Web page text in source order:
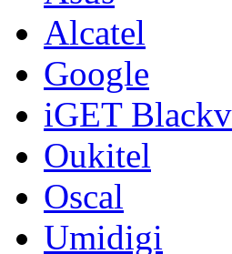
Alcatel
Google
iGET
Oukitel
Oscal
Umidigi